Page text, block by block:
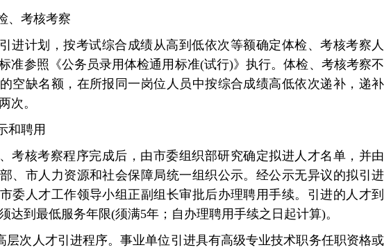
、考核考察
进计划，按考试综合成绩从高到低依次等额确定体检、考核考察人
准参照《公务员录用体检通用标准(试行)》执行。体检、考核考察不
空缺名额，在所报同一岗位人员中按综合成绩高低依次递补，递补
次。
和聘用
考核考察程序完成后，由市委组织部研究确定拟进人才名单，并由
、市人力资源和社会保障局统一组织公示。经公示无异议的拟引进
委人才工作领导小组正副组长审批后办理聘用手续。引进的人才到
达到最低服务年限(须满5年；自办理聘用手续之日起计算)。
层次人才引进程序。事业单位引进具有高级专业技术职务任职资格或